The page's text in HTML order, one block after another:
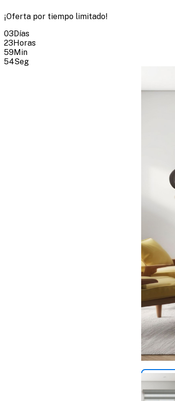
¡Oferta por tiempo limitado!
03Días
23Horas
59Min
53Seg